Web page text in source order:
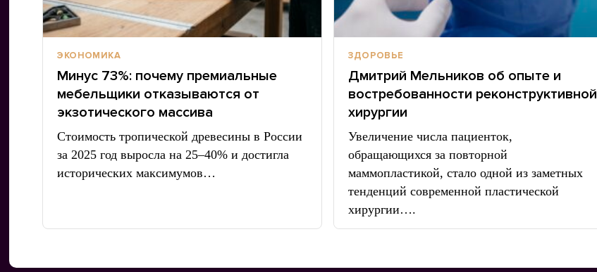
ЭКОНОМИКА
Минус 73%: почему премиальные
мебельщики отказываются от
экзотического массива
Стоимость тропической древесины в России
за 2025 год выросла на 25–40% и достигла
исторических максимумов…
ЗДОРОВЬЕ
Дмитрий Мельников об опыте и
востребованности реконструктивной
хирургии
Увеличение числа пациенток,
обращающихся за повторной
маммопластикой, стало одной из заметных
тенденций современной пластической
хирургии….